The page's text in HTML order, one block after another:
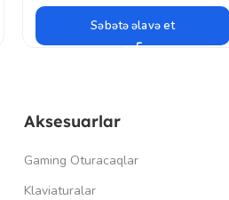
Səbətə əlavə et
Aksesuarlar
Gaming Oturacaqlar
Klaviaturalar